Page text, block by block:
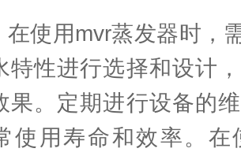
用mvr蒸发器时，
特性进行选择和设计
果。定期进行设备的
使用寿命和效率。